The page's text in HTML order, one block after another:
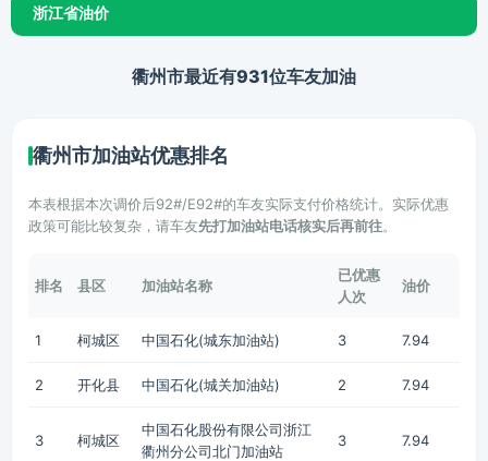
浙江省油价
衢州市最近有931位车友加油
衢州市加油站优惠排名
本表根据本次调价后92#/E92#的车友实际支付价格统计。实际优惠
政策可能比较复杂，请车友先打加油站电话核实后再前往。
排名 县区 加油站名称
已优惠
人次
油价
1 柯城区 中国石化(城东加油站) 3 7.94
2 开化县 中国石化(城关加油站) 2 7.94
3 柯城区
中国石化股份有限公司浙江
衢州分公司北门加油站
3 7.94